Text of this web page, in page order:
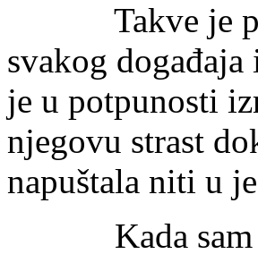
Takve je
svakog
je u potpunosti
njegovu strast
napuštala niti u
Kada sam na